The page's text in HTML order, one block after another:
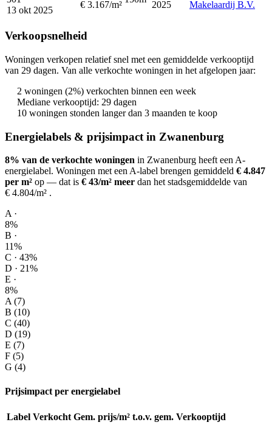
13 okt 2025
€ 3.167/m² 2025 Makelaardij B.V.
Verkoopsnelheid
Woningen verkopen relatief snel met een gemiddelde verkooptijd
van 29 dagen. Van alle verkochte woningen in het afgelopen jaar:
2 woningen (2%) verkochten binnen een week
Mediane verkooptijd: 29 dagen
10 woningen stonden langer dan 3 maanden te koop
Energielabels & prijsimpact in Zwanenburg
8% van de verkochte woningen in Zwanenburg heeft een A-
energielabel. Woningen met een A-label brengen gemiddeld € 4.847
per m² op — dat is € 43/m² meer dan het stadsgemiddelde van
€ 4.804/m² .
A ·
8%
B ·
11%
C · 43%
D · 21%
E ·
8%
A (7)
B (10)
C (40)
D (19)
E (7)
F (5)
G (4)
Prijsimpact per energielabel
Label Verkocht Gem. prijs/m² t.o.v. gem. Verkooptijd